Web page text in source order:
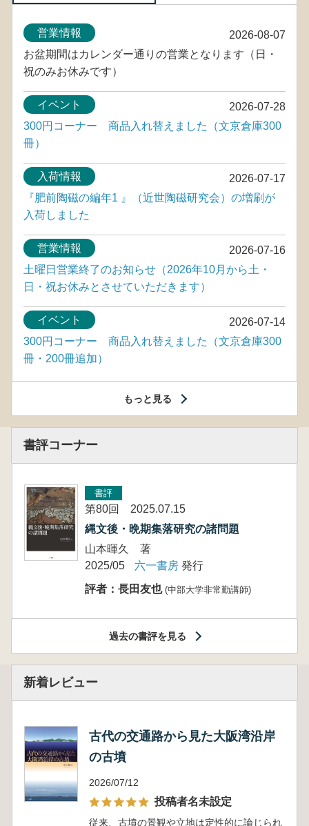
2026-08-07
営業情報
お盆期間はカレンダー通りの営業となります（日・
祝のみお休みです）
2026-07-28
イベント
300円コーナー 商品入れ替えました（文京倉庫300
冊）
2026-07-17
入荷情報
『肥前陶磁の編年1 』（近世陶磁研究会）の増刷が
入荷しました
2026-07-16
営業情報
土曜日営業終了のお知らせ（2026年10月から土・
日・祝お休みとさせていただきます）
2026-07-14
イベント
300円コーナー 商品入れ替えました（文京倉庫300
冊・200冊追加）
もっと見る
書評コーナー
書評
第80回 2025.07.15
縄文後・晩期集落研究の諸問題
山本暉久 著
2025/05
六一書房 発行
評者：長田友也 (中部大学非常勤講師)
過去の書評を見る
新着レビュー
古代の交通路から見た大阪湾沿岸
の古墳
2026/07/12
投稿者名未設定
従来、古墳の景観や立地は定性的に論じられ